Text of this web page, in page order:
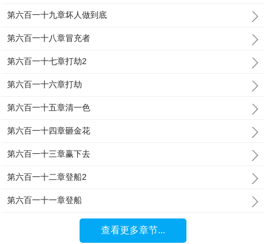
第六百一十九章坏人做到底
第六百一十八章冒充者
第六百一十七章打劫2
第六百一十六章打劫
第六百一十五章清一色
第六百一十四章砸金花
第六百一十三章赢下去
第六百一十二章登船2
第六百一十一章登船
查看更多章节...